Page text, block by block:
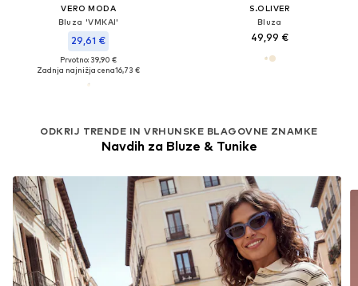
VERO MODA
Bluza 'VMKAI'
29,61 €
Prvotno: 39,90 €
Zadnja najnižja cena16,73 €
S.OLIVER
Bluza
49,99 €
ODKRIJ TRENDE IN VRHUNSKE BLAGOVNE ZNAMKE
Navdih za Bluze & Tunike